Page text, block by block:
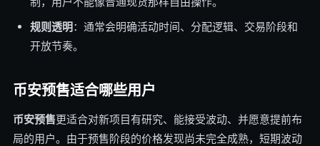
规则透明：通常会明确活动时间、分配逻辑、交易阶段和
开放节奏。
币安预售适合哪些用户
币安预售更适合对新项目有研究、能接受波动、并愿意提前布
局的用户。由于预售阶段的价格发现尚未完全成熟，短期波动